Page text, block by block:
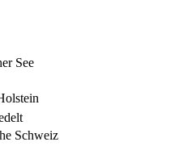
See
Schweiz